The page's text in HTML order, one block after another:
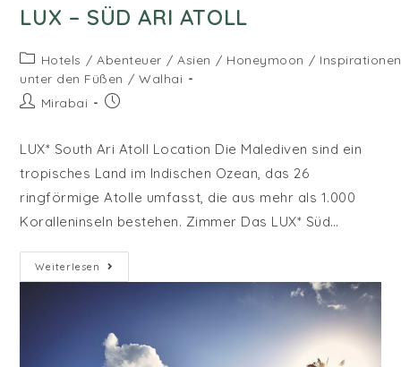
LUX – SÜD ARI ATOLL
Beitrags-
Kategorie:
Hotels / Abenteuer / Asien / Honeymoon / Inspirationen
unter den Füßen / Walhai
Beitrags-
Mirabai
Beitrag
LUX* South Ari Atoll Location Die Malediven sind ein
tropisches Land im Indischen Ozean, das 26
ringförmige Atolle umfasst, die aus mehr als 1.000
Koralleninseln bestehen. Zimmer Das LUX* Süd…
Weiterlesen LUX
–